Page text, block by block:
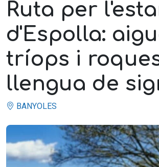
Ruta per
d'Espolla:
tríops i
llengua de
BANYOLES